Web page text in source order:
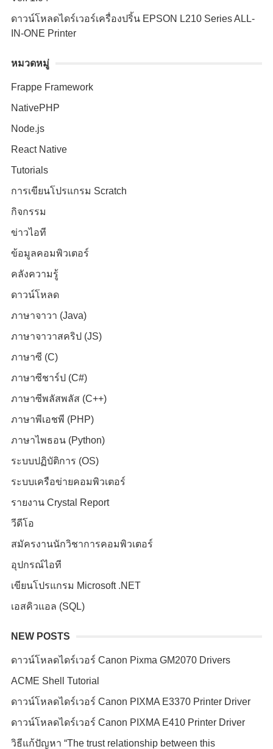
ดาวน์โหลดไดร์เวอร์เครื่องปริ้น EPSON L210 Series ALL-
IN-ONE Printer
หมวดหมู่
Frappe Framework
NativePHP
Node.js
React Native
Tutorials
การเขียนโปรแกรม Scratch
กิจกรรม
ข่าวไอที
ข้อมูลคอมพิวเตอร์
คลังความรู้
ดาวน์โหลด
ภาษาจาวา (Java)
ภาษาจาวาสคริป (JS)
ภาษาซี (C)
ภาษาซีชาร์ป (C#)
ภาษาซีพลัสพลัส (C++)
ภาษาพีเอชพี (PHP)
ภาษาไพธอน (Python)
ระบบปฏิบัติการ (OS)
ระบบเครือข่ายคอมพิวเตอร์
รายงาน Crystal Report
วีดีโอ
สมัครงานนักวิชาการคอมพิวเตอร์
อุปกรณ์ไอที
เขียนโปรแกรม Microsoft .NET
เอสคิวแอล (SQL)
NEW POSTS
ดาวน์โหลดไดร์เวอร์ Canon Pixma GM2070 Drivers
ACME Shell Tutorial
ดาวน์โหลดไดร์เวอร์ Canon PIXMA E3370 Printer Driver
ดาวน์โหลดไดร์เวอร์ Canon PIXMA E410 Printer Driver
วิธีแก้ปัญหา “The trust relationship between this